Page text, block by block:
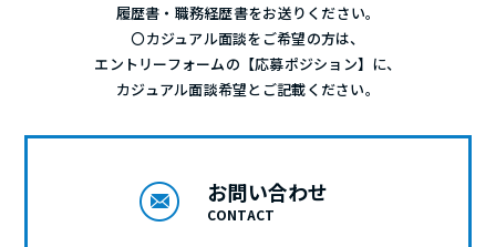
履歴書・職務経歴書をお送りください。
〇カジュアル面談をご希望の方は、
エントリーフォームの【応募ポジション】に、
カジュアル面談希望とご記載ください。
お問い合わせ
CONTACT